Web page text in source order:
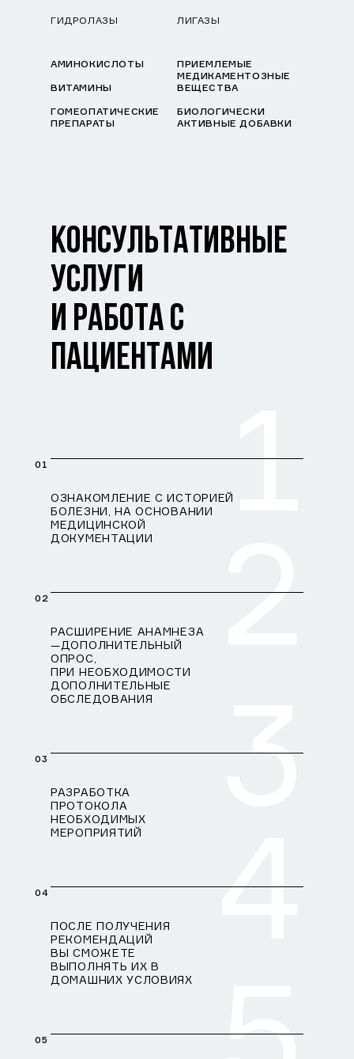
ГИДРОЛАЗЫ
ЛИГАЗЫ
АМИНОКИСЛОТЫ
ВИТАМИНЫ
ГОМЕОПАТИЧЕСКИЕ
ПРЕПАРАТЫ
ПРИЕМЛЕМЫЕ
МЕДИКАМЕНТОЗНЫЕ
ВЕЩЕСТВА
БИОЛОГИЧЕСКИ
АКТИВНЫЕ ДОБАВКИ
КОНСУЛЬТАТИВНЫЕ
УСЛУГИ
И РАБОТА С
ПАЦИЕНТАМИ
01 1
ОЗНАКОМЛЕНИЕ С ИСТОРИЕЙ
БОЛЕЗНИ, НА ОСНОВАНИИ
МЕДИЦИНСКОЙ
ДОКУМЕНТАЦИИ
02 2
РАСШИРЕНИЕ АНАМНЕЗА
—ДОПОЛНИТЕЛЬНЫЙ
ОПРОС,
ПРИ НЕОБХОДИМОСТИ
ДОПОЛНИТЕЛЬНЫЕ
ОБСЛЕДОВАНИЯ
03 3
РАЗРАБОТКА
ПРОТОКОЛА
НЕОБХОДИМЫХ
МЕРОПРИЯТИЙ
04 4
ПОСЛЕ ПОЛУЧЕНИЯ
РЕКОМЕНДАЦИЙ
ВЫ СМОЖЕТЕ
ВЫПОЛНЯТЬ ИХ В
ДОМАШНИХ УСЛОВИЯХ
05